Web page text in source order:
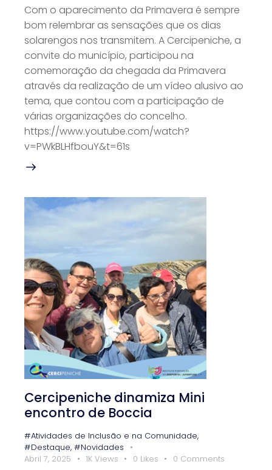
Com o aparecimento da Primavera é sempre
bom relembrar as sensações que os dias
solarengos nos transmitem. A Cercipeniche, a
convite do município, participou na
comemoração da chegada da Primavera
através da realização de um vídeo alusivo ao
tema, que contou com a participação de
várias organizações do concelho.
https://www.youtube.com/watch?
v=PWkBLHfbouY&t=61s
Cercipeniche dinamiza Mini
encontro de Boccia
#Atividades de Inclusão e na Comunidade,
#Destaque, #Novidades
Abril 7, 2025
1K Views 0 Likes 0 Comments